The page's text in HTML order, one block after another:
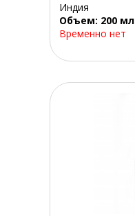
Индия
Объем: 200 мл
Временно нет